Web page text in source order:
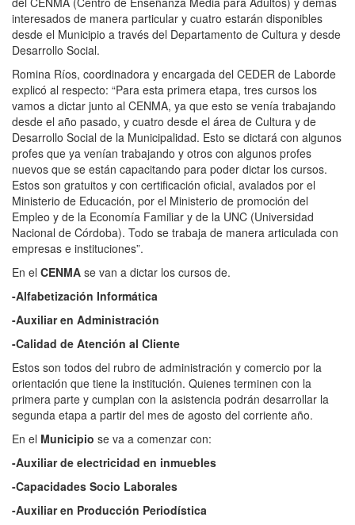
interesados de manera particular y cuatro estarán disponibles
desde el Municipio a través del Departamento de Cultura y desde
Desarrollo Social.
Romina Ríos, coordinadora y encargada del CEDER de Laborde
explicó al respecto: “Para esta primera etapa, tres cursos los
vamos a dictar junto al CENMA, ya que esto se venía trabajando
desde el año pasado, y cuatro desde el área de Cultura y de
Desarrollo Social de la Municipalidad. Esto se dictará con algunos
profes que ya venían trabajando y otros con algunos profes
nuevos que se están capacitando para poder dictar los cursos.
Estos son gratuitos y con certificación oficial, avalados por el
Ministerio de Educación, por el Ministerio de promoción del
Empleo y de la Economía Familiar y de la UNC (Universidad
Nacional de Córdoba). Todo se trabaja de manera articulada con
empresas e instituciones”.
En el CENMA se van a dictar los cursos de.
-Alfabetización Informática
-Auxiliar en Administración
-Calidad de Atención al Cliente
Estos son todos del rubro de administración y comercio por la
orientación que tiene la institución. Quienes terminen con la
primera parte y cumplan con la asistencia podrán desarrollar la
segunda etapa a partir del mes de agosto del corriente año.
En el Municipio se va a comenzar con:
-Auxiliar de electricidad en inmuebles
-Capacidades Socio Laborales
-Auxiliar en Producción Periodística